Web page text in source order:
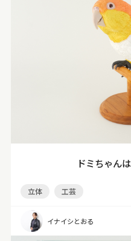
ドミちゃん
立体 工芸
イナイシとおる